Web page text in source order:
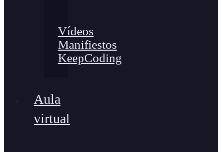
Vídeos
Manifiestos
KeepCoding
Aula
virtual